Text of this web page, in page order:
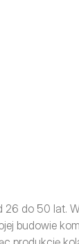
26 do 50 lat.
budowie